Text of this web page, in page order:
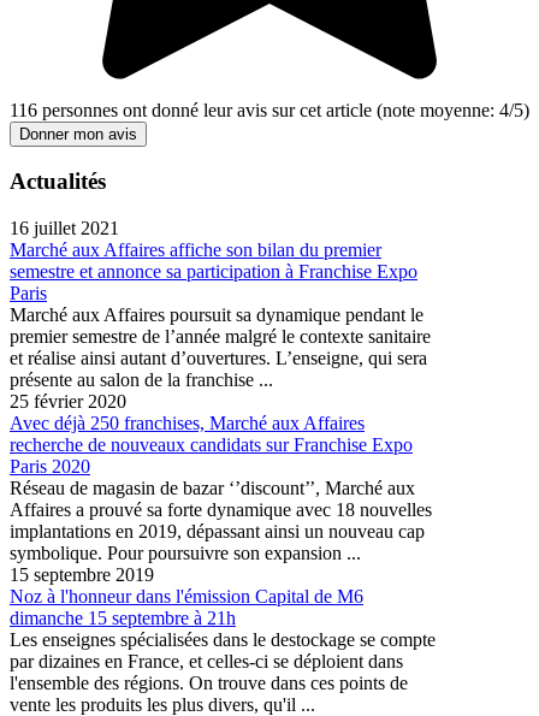
116 personnes ont donné leuravis sur cet article (note moyenne: 4/5)
Donner mon avis
Actualités
16 juillet 2021
Marché aux Affaires affiche son bilan du premier
semestre et annonce sa participation à Franchise Expo
Paris
Marché aux Affaires poursuit sa dynamique pendant le
premier semestre de l’année malgré le contexte sanitaire
et réalise ainsi autant d’ouvertures. L’enseigne, qui sera
présente au salon de la franchise ...
25 février 2020
Avec déjà 250 franchises, Marché aux Affaires
recherche de nouveaux candidats sur Franchise Expo
Paris 2020
Réseau de magasin de bazar ‘’discount’’, Marché aux
Affaires a prouvé sa forte dynamique avec 18 nouvelles
implantations en 2019, dépassant ainsi un nouveau cap
symbolique. Pour poursuivre son expansion ...
15 septembre 2019
Noz à l'honneur dans l'émission Capital de M6
dimanche 15 septembre à 21h
Les enseignes spécialisées dans le destockage se compte
par dizaines en France, et celles-ci se déploient dans
l'ensemble des régions. On trouve dans ces points de
vente les produits les plus divers, qu'il ...